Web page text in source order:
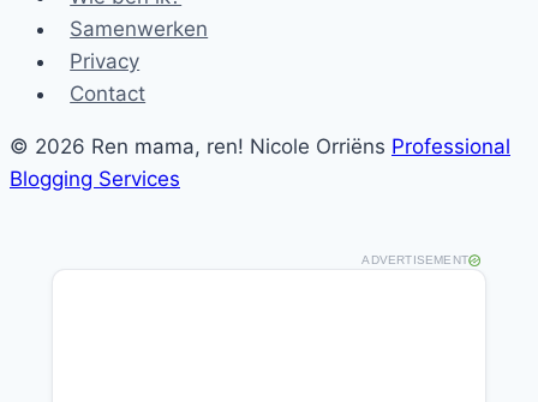
Samenwerken
Privacy
Contact
© 2026 Ren mama, ren! Nicole Orriëns Professional
Blogging Services
ADVERTISEMENT